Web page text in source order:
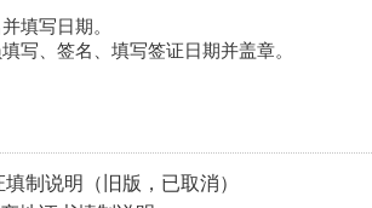
填写日期。
写、签名、填写签证日期并盖章。
制说明（旧版，已取消）